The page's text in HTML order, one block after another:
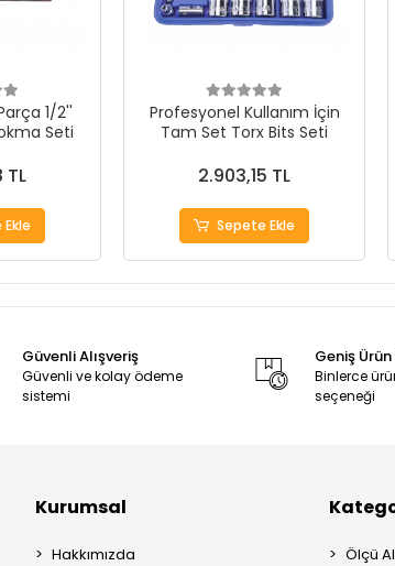
1/2''
Seti
TL
Profesyonel Kullanım İçin
Tam Set Torx Bits Seti
2.903,15 TL
Sepete Ekle
Güvenli Alışveriş
Güvenli ve kolay ödeme
sistemi
Geniş
Binlerce
seçeneği
Kurumsal
Hakkımızda
Ölçü